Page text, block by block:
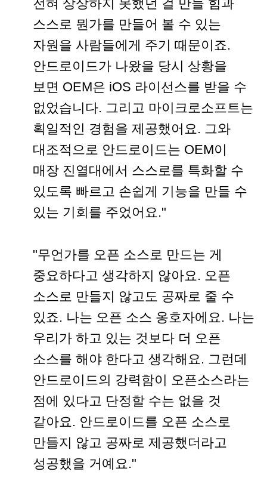
전혀 상상하지 못했던 걸 만들 힘과
스스로 뭔가를 만들어 볼 수 있는
자원을 사람들에게 주기 때문이죠.
안드로이드가 나왔을 당시 상황을
보면 OEM은 iOS 라이선스를 받을 수
없었습니다. 그리고 마이크로소프트는
획일적인 경험을 제공했어요. 그와
대조적으로 안드로이드는 OEM이
매장 진열대에서 스스로를 특화할 수
있도록 빠르고 손쉽게 기능을 만들 수
있는 기회를 주었어요."
"무언가를 오픈 소스로 만드는 게
중요하다고 생각하지 않아요. 오픈
소스로 만들지 않고도 공짜로 줄 수
있죠. 나는 오픈 소스 옹호자에요. 나는
우리가 하고 있는 것보다 더 오픈
소스를 해야 한다고 생각해요. 그런데
안드로이드의 강력함이 오픈소스라는
점에 있다고 단정할 수는 없을 것
같아요. 안드로이드를 오픈 소스로
만들지 않고 공짜로 제공했더라고
성공했을 거예요."